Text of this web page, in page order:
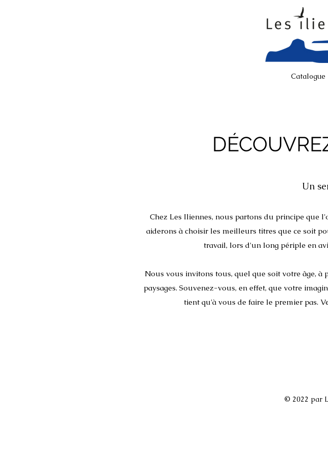
Catalogue
Un
Chez Les Iliennes, nous partons du principe que
aiderons à choisir les meilleurs titres que ce soit
travail, lors d'un long périple en
Nous vous invitons tous, quel que soit votre âge,
paysages. Souvenez-vous, en effet, que votre
tient qu'à vous de faire le premier pas.
© 2022 par